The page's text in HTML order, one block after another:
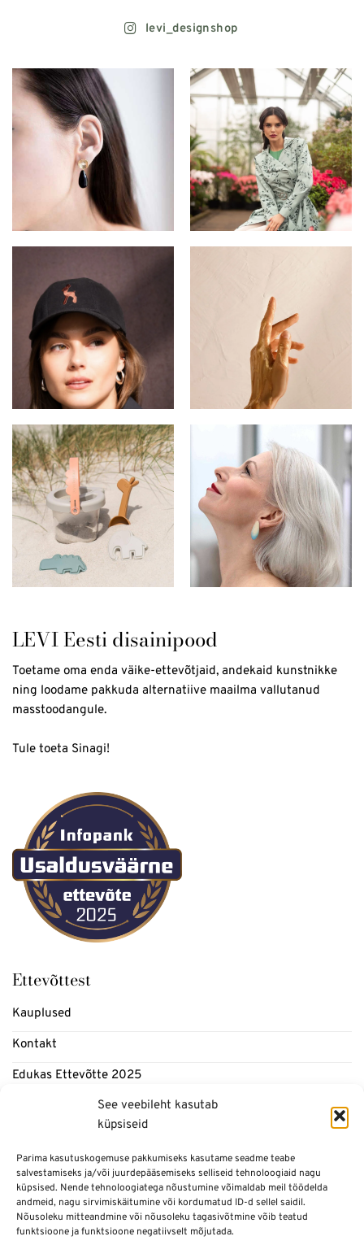
See veebileht kasutab
küpsiseid
Parima kasutuskogemuse pakkumiseks kasutame seadme teabe
salvestamiseks ja/või juurdepääsemiseks selliseid tehnoloogiaid nagu
küpsised. Nende tehnoloogiatega nõustumine võimaldab meil töödelda
andmeid, nagu sirvimiskäitumine või kordumatud ID-d sellel saidil.
Nõusoleku mitteandmine või nõusoleku tagasivõtmine võib teatud
funktsioone ja funktsioone negatiivselt mõjutada.
levi_designshop
LEVI Eesti disainipood
Toetame oma enda väike-ettevõtjaid, andekaid kunstnikke
ning loodame pakkuda alternatiive maailma vallutanud
masstoodangule.
Tule toeta Sinagi!
Ettevõttest
Kauplused
Kontakt
Edukas Ettevõtte 2025
Informatsioon
Üldtingimused